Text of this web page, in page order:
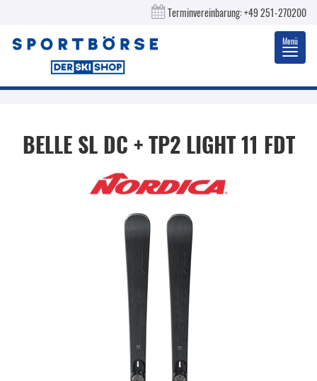
Terminvereinbarung:+49 251-270200
Menü
BELLE SL DC + TP2 LIGHT 11 FDT